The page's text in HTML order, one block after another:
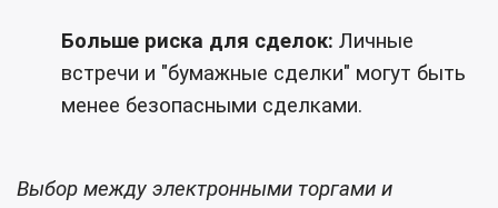
Больше риска для сделок: Личные
встречи и "бумажные сделки" могут быть
менее безопасными сделками.
Выбор между электронными торгами и